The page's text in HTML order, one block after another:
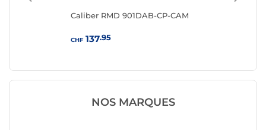
Caliber RMD 901DAB-CP-CAM
CHF137.95
NOS MARQUES